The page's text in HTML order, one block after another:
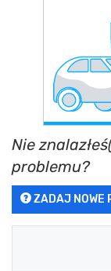
Nie
problemu?
ZADAJ NOWE